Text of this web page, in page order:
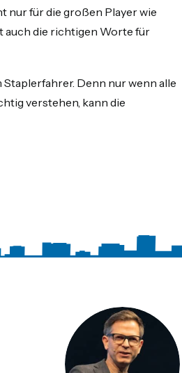
nur für die großen Player wie
auch die richtigen Worte für
Denn nur wenn alle
verstehen, kann die